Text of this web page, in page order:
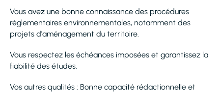
Vous avez une bonne connaissance des procédures
réglementaires environnementales, notamment des
projets d'aménagement du territoire.
Vous respectez les échéances imposées et garantissez la
fiabilité des études.
Vos autres qualités : Bonne capacité rédactionnelle et